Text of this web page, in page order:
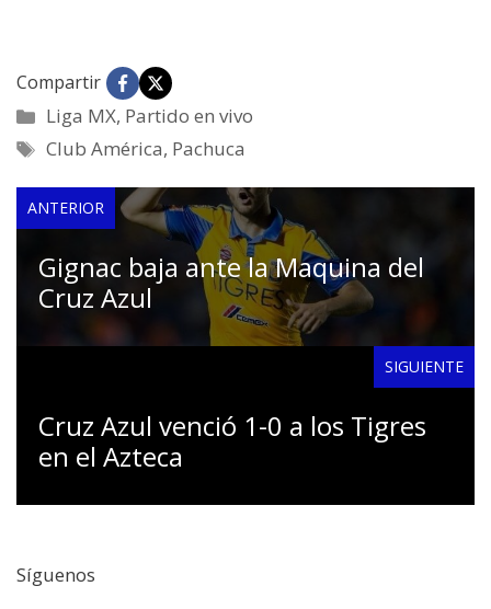
Compartir
Categorías
Liga MX, Partido en vivo
Etiquetas
Club América, Pachuca
ANTERIOR
Gignac baja ante la Maquina del
Cruz Azul
SIGUIENTE
Cruz Azul venció 1-0 a los Tigres
en el Azteca
Síguenos